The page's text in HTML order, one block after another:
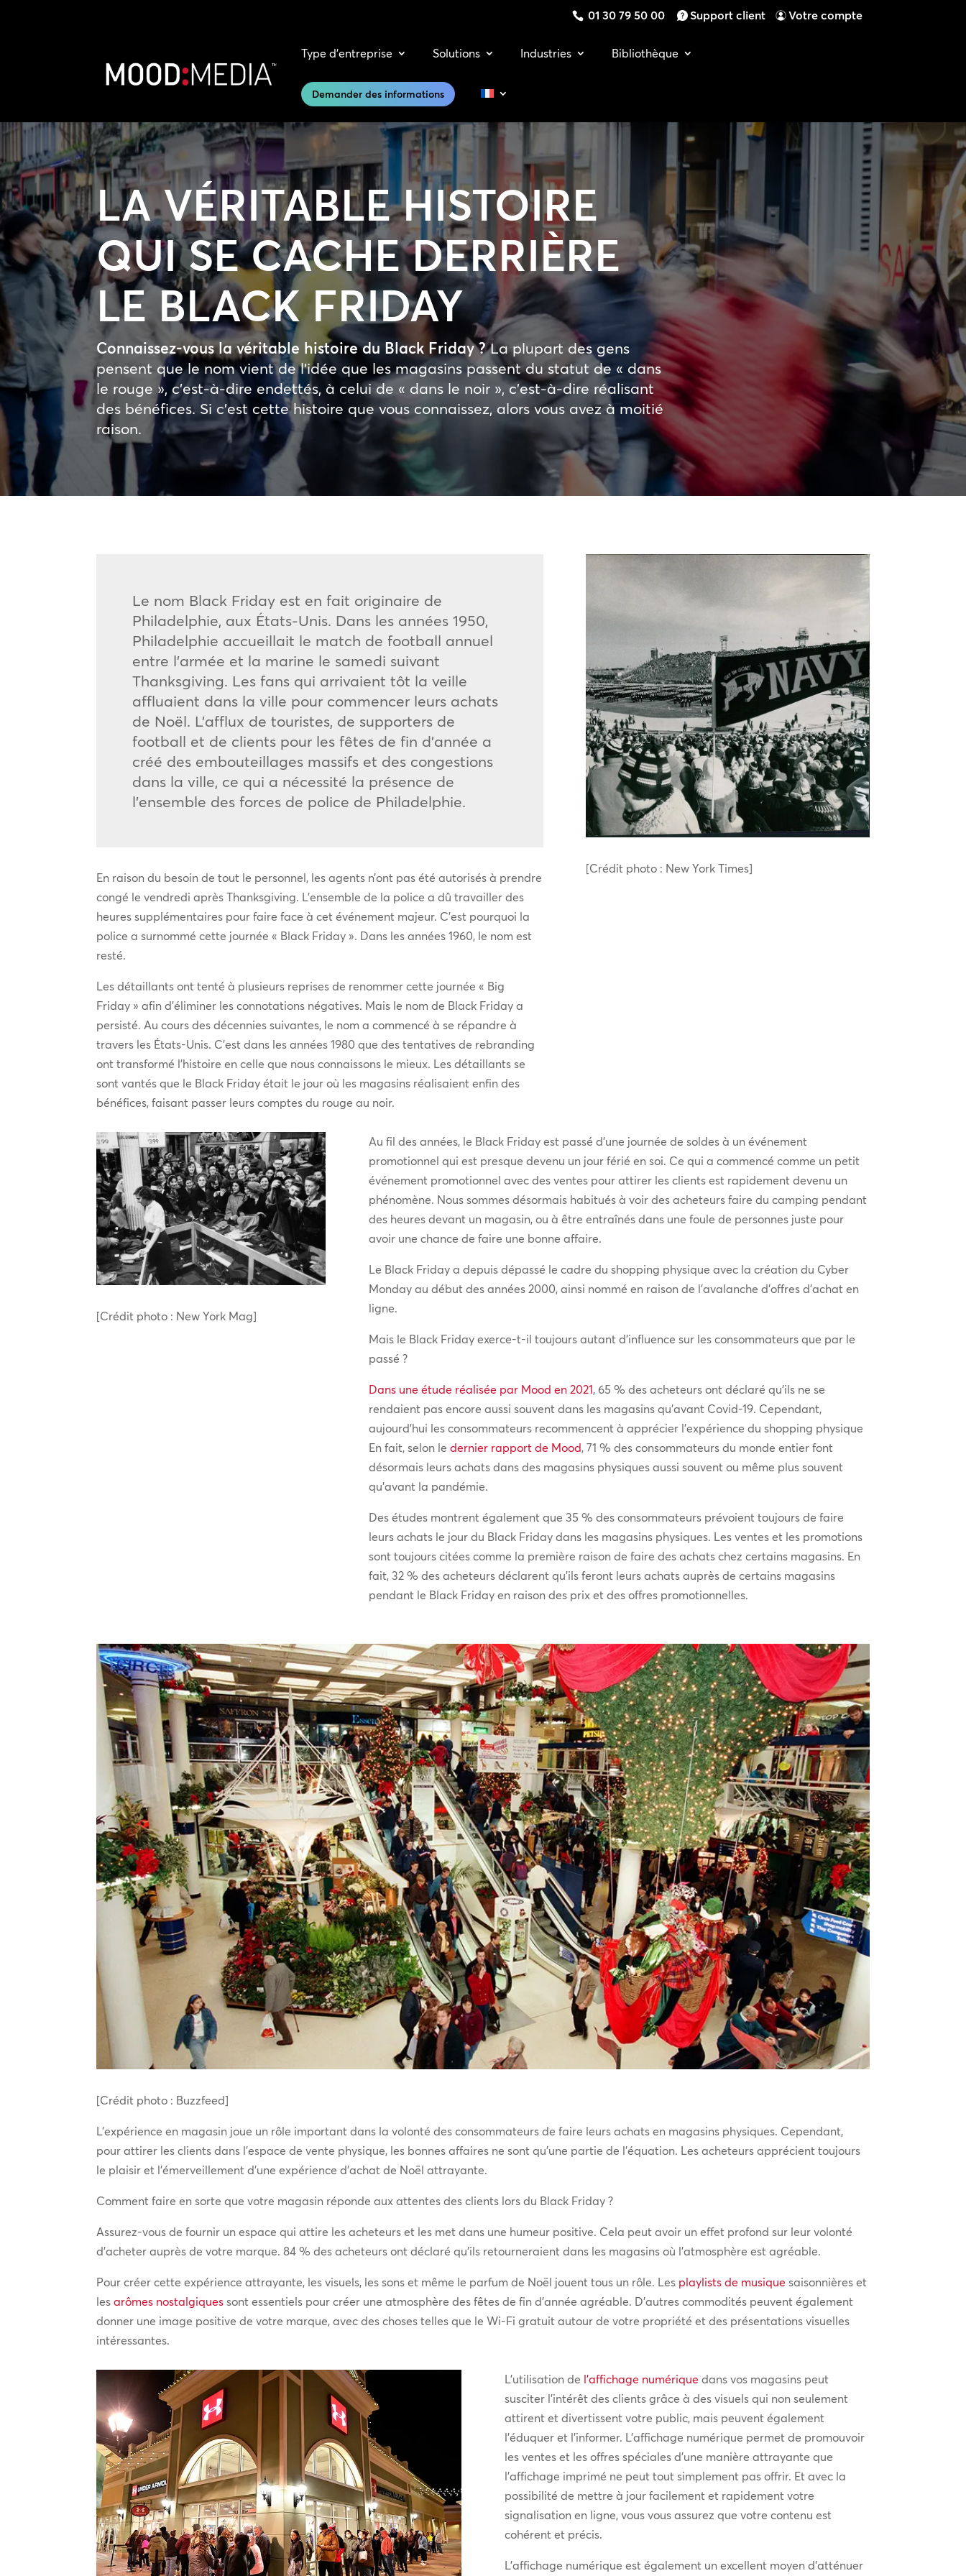
01 30 79 50 00 Support client Votre compte
Type d’entreprise Solutions Industries Bibliothèque
Demander des informations
LA VÉRITABLE HISTOIRE
QUI SE CACHE DERRIÈRE
LE BLACK FRIDAY
Connaissez-vous la véritable histoire du Black Friday ?La plupart des gens
pensent que le nom vient de l’idée que les magasins passent du statut de « dans
le rouge », c’est-à-dire endettés, à celui de « dans le noir », c’est-à-dire réalisant
des bénéfices. Si c’est cette histoire que vous connaissez, alors vous avez à moitié
raison.
Le nom Black Friday est en fait originaire de
Philadelphie, aux États-Unis. Dans les années 1950,
Philadelphie accueillait le match de football annuel
entre l’armée et la marine le samedi suivant
Thanksgiving. Les fans qui arrivaient tôt la veille
affluaient dans la ville pour commencer leurs achats
de Noël. L’afflux de touristes, de supporters de
football et de clients pour les fêtes de fin d’année a
créé des embouteillages massifs et des congestions
dans la ville, ce qui a nécessité la présence de
l’ensemble des forces de police de Philadelphie.
En raison du besoin de tout le personnel, les agents n’ont pas été autorisés à prendre
congé le vendredi après Thanksgiving. L’ensemble de la police a dû travailler des
heures supplémentaires pour faire face à cet événement majeur. C’est pourquoi la
police a surnommé cette journée « Black Friday ». Dans les années 1960, le nom est
resté.
Les détaillants ont tenté à plusieurs reprises de renommer cette journée « Big
Friday » afin d’éliminer les connotations négatives. Mais le nom de Black Friday a
persisté. Au cours des décennies suivantes, le nom a commencé à se répandre à
travers les États-Unis. C’est dans les années 1980 que des tentatives de rebranding
ont transformé l’histoire en celle que nous connaissons le mieux. Les détaillants se
sont vantés que le Black Friday était le jour où les magasins réalisaient enfin des
bénéfices, faisant passer leurs comptes du rouge au noir.
[Crédit photo : New York Times]
[Crédit photo : New York Mag]
Au fil des années, le Black Friday est passé d’une journée de soldes à un événement
promotionnel qui est presque devenu un jour férié en soi. Ce qui a commencé comme un petit
événement promotionnel avec des ventes pour attirer les clients est rapidement devenu un
phénomène. Nous sommes désormais habitués à voir des acheteurs faire du camping pendant
des heures devant un magasin, ou à être entraînés dans une foule de personnes juste pour
avoir une chance de faire une bonne affaire.
Le Black Friday a depuis dépassé le cadre du shopping physique avec la création du Cyber
Monday au début des années 2000, ainsi nommé en raison de l’avalanche d’offres d’achat en
ligne.
Mais le Black Friday exerce-t-il toujours autant d’influence sur les consommateurs que par le
passé ?
Dans une étude réalisée par Mood en 2021, 65 % des acheteurs ont déclaré qu’ils ne se
rendaient pas encore aussi souvent dans les magasins qu’avant Covid-19. Cependant,
aujourd’hui les consommateurs recommencent à apprécier l’expérience du shopping physique
En fait, selon le dernier rapport de Mood, 71 % des consommateurs du monde entier font
désormais leurs achats dans des magasins physiques aussi souvent ou même plus souvent
qu’avant la pandémie.
Des études montrent également que 35 % des consommateurs prévoient toujours de faire
leurs achats le jour du Black Friday dans les magasins physiques. Les ventes et les promotions
sont toujours citées comme la première raison de faire des achats chez certains magasins. En
fait, 32 % des acheteurs déclarent qu’ils feront leurs achats auprès de certains magasins
pendant le Black Friday en raison des prix et des offres promotionnelles.
[Crédit photo : Buzzfeed]
L’expérience en magasin joue un rôle important dans la volonté des consommateurs de faire leurs achats en magasins physiques. Cependant,
pour attirer les clients dans l’espace de vente physique, les bonnes affaires ne sont qu’une partie de l’équation. Les acheteurs apprécient toujours
le plaisir et l’émerveillement d’une expérience d’achat de Noël attrayante.
Comment faire en sorte que votre magasin réponde aux attentes des clients lors du Black Friday ?
Assurez-vous de fournir un espace qui attire les acheteurs et les met dans une humeur positive. Cela peut avoir un effet profond sur leur volonté
d’acheter auprès de votre marque. 84 % des acheteurs ont déclaré qu’ils retourneraient dans les magasins où l’atmosphère est agréable.
Pour créer cette expérience attrayante, les visuels, les sons et même le parfum de Noël jouent tous un rôle. Les playlists de musique saisonnières et
lesarômes nostalgiques sont essentiels pour créer une atmosphère des fêtes de fin d’année agréable. D’autres commodités peuvent également
donner une image positive de votre marque, avec des choses telles que le Wi-Fi gratuit autour de votre propriété et des présentations visuelles
intéressantes.
L’utilisation de l’affichage numérique dans vos magasins peut
susciter l’intérêt des clients grâce à des visuels qui non seulement
attirent et divertissent votre public, mais peuvent également
l’éduquer et l’informer. L’affichage numérique permet de promouvoir
les ventes et les offres spéciales d’une manière attrayante que
l’affichage imprimé ne peut tout simplement pas offrir. Et avec la
possibilité de mettre à jour facilement et rapidement votre
signalisation en ligne, vous vous assurez que votre contenu est
cohérent et précis.
L’affichage numérique est également un excellent moyen d’atténuer